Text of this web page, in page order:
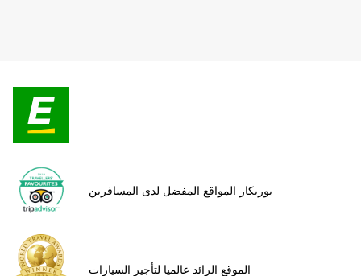
يوربكار المواقع المفضل لدى المسافرين
الموقع الرائد عالميا لتأجير السيارات